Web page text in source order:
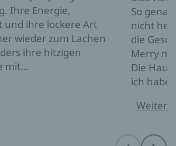
Ihre Energie,
und ihre lockere Art
wieder zum Lachen
ihre hitzigen
mit…
So
nicht
die
Merry
Die
ich habe